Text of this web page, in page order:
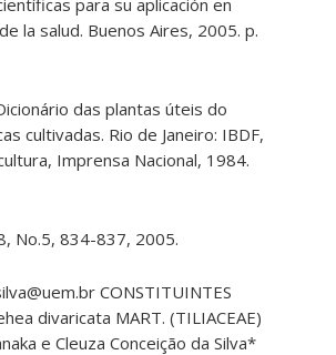
la salud. Buenos Aires, 2005. p.
das plantas úteis do
cultivadas. Rio de Janeiro: IBDF,
Imprensa Nacional, 1984.
No.5, 834-837, 2005.
CONSTITUINTES
divaricata MART. (TILIACEAE)
e Cleuza Conceição da Silva*